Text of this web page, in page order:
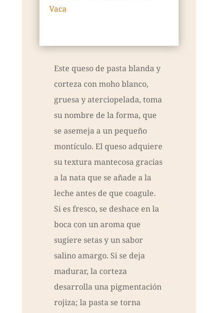
Vaca
Este queso de pasta blanda y
corteza con moho blanco,
gruesa y aterciopelada, toma
su nombre de la forma, que
se asemeja a un pequeño
montículo. El queso adquiere
su textura mantecosa gracias
a la nata que se añade a la
leche antes de que coagule.
Si es fresco, se deshace en la
boca con un aroma que
sugiere setas y un sabor
salino amargo. Si se deja
madurar, la corteza
desarrolla una pigmentación
rojiza; la pasta se torna